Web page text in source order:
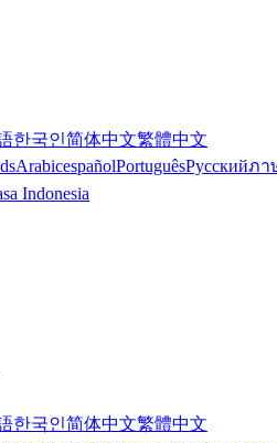
한국인简体中文繁體中文
ArabicespañolPortuguêsРусскийภา
Indonesia
한국인简体中文繁體中文